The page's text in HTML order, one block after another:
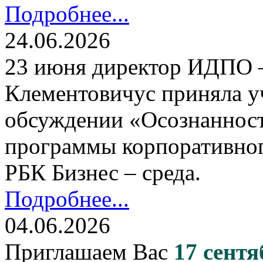
Подробнее...
24.06.2026
23 июня директор
Клементовичус приняла
обсуждении
программы
РБК Бизнес – среда.
Подробнее...
04.06.2026
Приглашаем Вас 17